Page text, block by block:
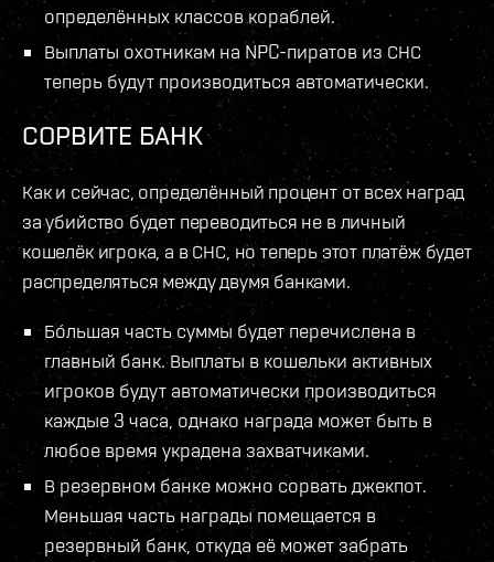
определённых классов кораблей.
Выплаты охотникам на NPC-пиратов из СНС
теперь будут производиться автоматически.
СОРВИТЕ БАНК
Как и сейчас, определённый процент от всех наград
за убийство будет переводиться не в личный
кошелёк игрока, а в СНС, но теперь этот платёж будет
распределяться между двумя банками.
Бо́льшая часть суммы будет перечислена в
главный банк. Выплаты в кошельки активных
игроков будут автоматически производиться
каждые 3 часа, однако награда может быть в
любое время украдена захватчиками.
В резервном банке можно сорвать джекпот.
Меньшая часть награды помещается в
резервный банк, откуда её может забрать